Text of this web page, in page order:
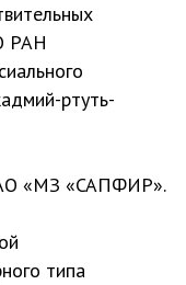
РАН
ртуть-
«МЗ «САПФИР».
типа